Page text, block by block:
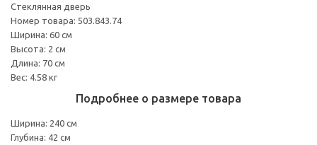
Стеклянная дверь
Номер товара: 503.843.74
Ширина: 60 см
Высота: 2 см
Длина: 70 см
Вес: 4.58 кг
Подробнее о размере товара
Ширина: 240 см
Глубина: 42 см